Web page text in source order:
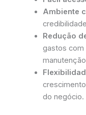
Ambiente
Redução
gastos com
do negócio.